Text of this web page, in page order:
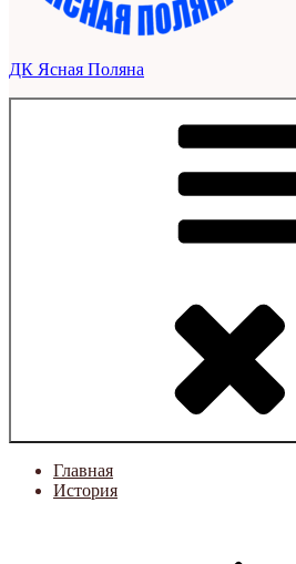
ДК Ясная Поляна
Главная
История